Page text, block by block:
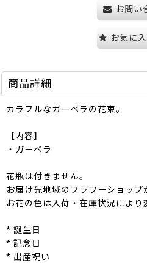
お問い
お気に
商品詳細
カラフルなガーベラの花束。
【内容】
・ガーベラ
花瓶は付きません。
お届け先地域のフラワーショップ
お花の色は入荷・在庫状況により
* 誕生日
* 記念日
* 出産祝い